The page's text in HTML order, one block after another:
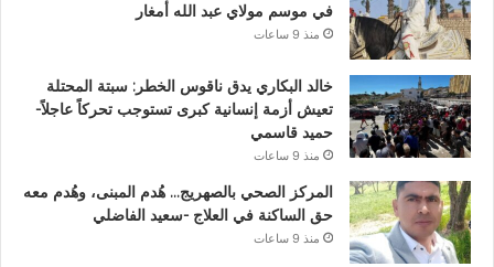
في موسم مولاي عبد الله أمغار
منذ 9 ساعات
خالد البكاري يدق ناقوس الخطر: سبتة المحتلة
تعيش أزمة إنسانية كبرى تستوجب تحركاً عاجلاً-
حميد قاسمي
منذ 9 ساعات
المركز الصحي بالصهريج… هُدم المبنى، وهُدم معه
حق الساكنة في العلاج -سعيد الفاضلي
منذ 9 ساعات